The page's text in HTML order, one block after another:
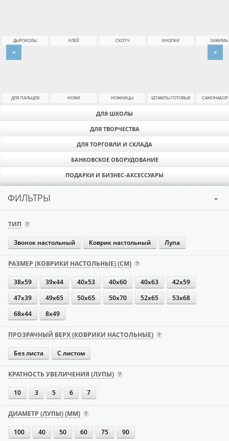
ДЛЯ ШКОЛЫ
ДЛЯ ТВОРЧЕСТВА
ДЛЯ ТОРГОВЛИ И СКЛАДА
БАНКОВСКОЕ ОБОРУДОВАНИЕ
ПОДАРКИ И БИЗНЕС-АКСЕССУАРЫ
ДЫРОКОЛЫ КЛЕЙ СКОТЧ КНОПКИ ЗАЖИМЫ
ДЛЯ ПАЛЬЦЕВ НОЖИ НОЖНИЦЫ ШТАМПЫ ГОТОВЫЕ
< >
ФИЛЬТРЫ
ТИП
Звонок настольный Коврик настольный Лупа
РАЗМЕР (КОВРИКИ НАСТОЛЬНЫЕ) (СМ)
38х59 39х44 40х53 40х60 40х63
42х59
47х39
49х65 50х65 50х70 52х65
53х68
68х44
8х49
ПРОЗРАЧНЫЙ ВЕРХ (КОВРИКИ НАСТОЛЬНЫЕ)
Без листа С листом
КРАТНОСТЬ УВЕЛИЧЕНИЯ (ЛУПЫ)
10 3 5 6 7
ДИАМЕТР (ЛУПЫ) (ММ)
100 40 50 60 75 90